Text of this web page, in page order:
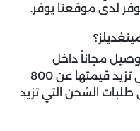
مجاناً داخل
السعودية على طلبات الشحن التي تزيد قيمتها عن 800
طلبات الشحن التي تزيد